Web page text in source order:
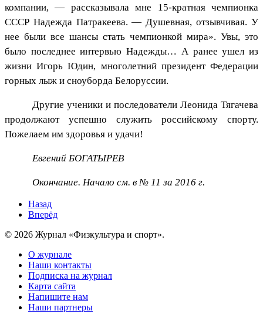
компании, — рассказывала мне 15-кратная чемпионка
СССР Надежда Патракеева. — Душевная, отзывчивая. У
нее были все шансы стать чемпионкой мира». Увы, это
было последнее интервью Надежды… А ранее ушел из
жизни Игорь Юдин, многолетний президент Федерации
горных лыж и сноуборда Белоруссии.
Другие ученики и последователи Леонида Тягачева
продолжают успешно служить российскому спорту.
Пожелаем им здоровья и удачи!
Евгений БОГАТЫРЕВ
Окончание. Начало см. в № 11 за 2016 г.
Назад
Вперёд
© 2026 Журнал «Физкультура и спорт».
О журнале
Наши контакты
Подписка на журнал
Карта сайта
Напишите нам
Наши партнеры